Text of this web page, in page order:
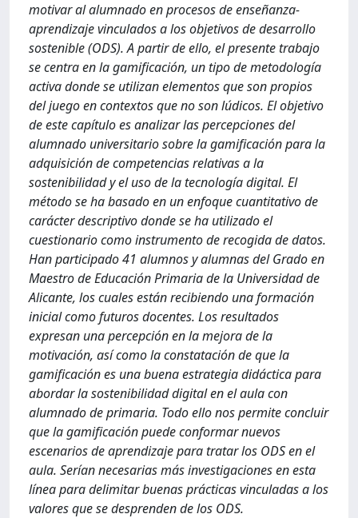
motivar al alumnado en procesos de enseñanza-
aprendizaje vinculados a los objetivos de desarrollo
sostenible (ODS). A partir de ello, el presente trabajo
se centra en la gamificación, un tipo de metodología
activa donde se utilizan elementos que son propios
del juego en contextos que no son lúdicos. El objetivo
de este capítulo es analizar las percepciones del
alumnado universitario sobre la gamificación para la
adquisición de competencias relativas a la
sostenibilidad y el uso de la tecnología digital. El
método se ha basado en un enfoque cuantitativo de
carácter descriptivo donde se ha utilizado el
cuestionario como instrumento de recogida de datos.
Han participado 41 alumnos y alumnas del Grado en
Maestro de Educación Primaria de la Universidad de
Alicante, los cuales están recibiendo una formación
inicial como futuros docentes. Los resultados
expresan una percepción en la mejora de la
motivación, así como la constatación de que la
gamificación es una buena estrategia didáctica para
abordar la sostenibilidad digital en el aula con
alumnado de primaria. Todo ello nos permite concluir
que la gamificación puede conformar nuevos
escenarios de aprendizaje para tratar los ODS en el
aula. Serían necesarias más investigaciones en esta
línea para delimitar buenas prácticas vinculadas a los
valores que se desprenden de los ODS.